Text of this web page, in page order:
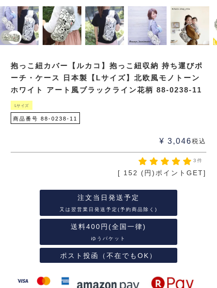
抱っこ紐カバー【ルカコ】抱っこ紐収納 持ち運びポ
ーチ・ケース 日本製【Lサイズ】北欧風モノトーン
ホワイト アート風ブラックライン花柄 88-0238-11
Lサイズ
商品番号 88-0238-11
¥ 3,046税込
3件
[ 152 (円)ポイントGET]
注文当日発送予定
又は翌営業日発送予定(予約商品除く)
送料400円(全国一律)
ゆうパケット
ポスト投函（不在でもOK）